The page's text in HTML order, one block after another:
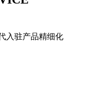
入驻产品精细化